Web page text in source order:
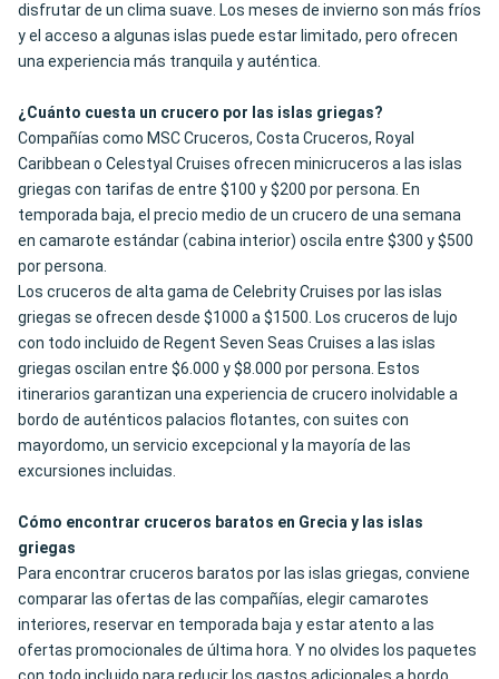
disfrutar de un clima suave. Los meses de invierno son más fríos
y el acceso a algunas islas puede estar limitado, pero ofrecen
una experiencia más tranquila y auténtica.
¿Cuánto cuesta un crucero por las islas griegas?
Compañías como MSC Cruceros, Costa Cruceros, Royal
Caribbean o Celestyal Cruises ofrecen minicruceros a las islas
griegas con tarifas de entre $100 y $200 por persona. En
temporada baja, el precio medio de un crucero de una semana
en camarote estándar (cabina interior) oscila entre $300 y $500
por persona.
Los cruceros de alta gama de Celebrity Cruises por las islas
griegas se ofrecen desde $1000 a $1500. Los cruceros de lujo
con todo incluido de Regent Seven Seas Cruises a las islas
griegas oscilan entre $6.000 y $8.000 por persona. Estos
itinerarios garantizan una experiencia de crucero inolvidable a
bordo de auténticos palacios flotantes, con suites con
mayordomo, un servicio excepcional y la mayoría de las
excursiones incluidas.
Cómo encontrar cruceros baratos en Grecia y las islas
griegas
Para encontrar cruceros baratos por las islas griegas, conviene
comparar las ofertas de las compañías, elegir camarotes
interiores, reservar en temporada baja y estar atento a las
ofertas promocionales de última hora. Y no olvides los paquetes